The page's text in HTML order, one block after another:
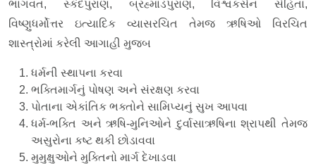
ભાગવત, સ્કંદપુરાણ, બ્રહ્માંડપુરાણ, વિશ્વકસેન સંહિતા,
વિષ્ણુધર્મોત્તર ઇત્યાદિક વ્યાસરચિત તેમજ ઋષિઓ વિરચિત
શાસ્ત્રોમાં કરેલી આગાહી મુજબ
ધર્મની સ્થાપના કરવા
ભક્તિમાર્ગનું પોષણ અને સંરક્ષણ કરવા
પોતાના એકાંતિક ભક્તોને સામિપ્યનું સુખ આપવા
ધર્મ-ભક્તિ અને ઋષિ-મુનિઓને દુર્વાસાઋષિના શ્રાપથી તેમજ
અસુરોના કષ્ટ થકી છોડાવવા
મુમુક્ષુઓને મુક્તિનો માર્ગ દેખાડવા